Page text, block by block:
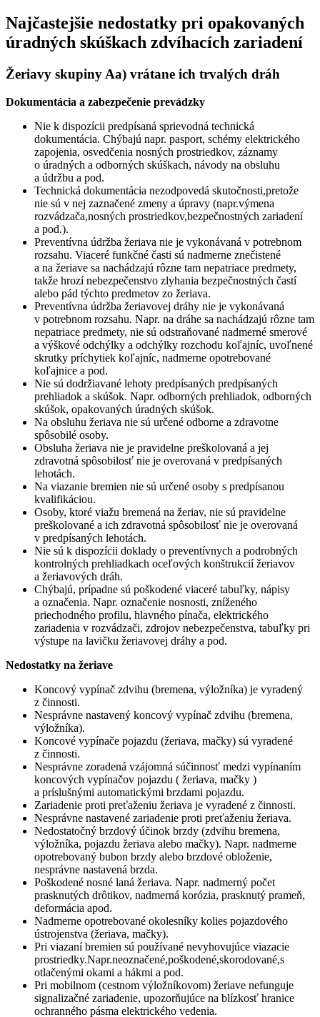
Najčastejšie nedostatky pri opakovaných
úradných skúškach zdvíhacích zariadení
Žeriavy skupiny Aa) vrátane ich trvalých dráh
Dokumentácia a zabezpečenie prevádzky
Nie k dispozícii predpísaná sprievodná technická
dokumentácia. Chýbajú napr. pasport, schémy elektrického
zapojenia, osvedčenia nosných prostriedkov, záznamy
o úradných a odborných skúškach, návody na obsluhu
a údržbu a pod.
Technická dokumentácia nezodpovedá skutočnosti,pretože
nie sú v nej zaznačené zmeny a úpravy (napr.výmena
rozvádzača,nosných prostriedkov,bezpečnostných zariadení
a pod.).
Preventívna údržba žeriava nie je vykonávaná v potrebnom
rozsahu. Viaceré funkčné časti sú nadmerne znečistené
a na žeriave sa nachádzajú rôzne tam nepatriace predmety,
takže hrozí nebezpečenstvo zlyhania bezpečnostných častí
alebo pád týchto predmetov zo žeriava.
Preventívna údržba žeriavovej dráhy nie je vykonávaná
v potrebnom rozsahu. Napr. na dráhe sa nachádzajú rôzne tam
nepatriace predmety, nie sú odstraňované nadmerné smerové
a výškové odchýlky a odchýlky rozchodu koľajníc, uvoľnené
skrutky príchytiek koľajníc, nadmerne opotrebované
koľajnice a pod.
Nie sú dodržiavané lehoty predpísaných predpísaných
prehliadok a skúšok. Napr. odborných prehliadok, odborných
skúšok, opakovaných úradných skúšok.
Na obsluhu žeriava nie sú určené odborne a zdravotne
spôsobilé osoby.
Obsluha žeriava nie je pravidelne preškolovaná a jej
zdravotná spôsobilosť nie je overovaná v predpísaných
lehotách.
Na viazanie bremien nie sú určené osoby s predpísanou
kvalifikáciou.
Osoby, ktoré viažu bremená na žeriav, nie sú pravidelne
preškolované a ich zdravotná spôsobilosť nie je overovaná
v predpísaných lehotách.
Nie sú k dispozícii doklady o preventívnych a podrobných
kontrolných prehliadkach oceľových konštrukcií žeriavov
a žeriavových dráh.
Chýbajú, prípadne sú poškodené viaceré tabuľky, nápisy
a označenia. Napr. označenie nosnosti, zníženého
priechodného profilu, hlavného pínača, elektrického
zariadenia v rozvádzači, zdrojov nebezpečenstva, tabuľky pri
výstupe na lavičku žeriavovej dráhy a pod.
Nedostatky na žeriave
Koncový vypínač zdvihu (bremena, výložníka) je vyradený
z činnosti.
Nesprávne nastavený koncový vypínač zdvihu (bremena,
výložníka).
Koncové vypínače pojazdu (žeriava, mačky) sú vyradené
z činnosti.
Nesprávne zoradená vzájomná súčinnosť medzi vypínaním
koncových vypínačov pojazdu ( žeriava, mačky )
a príslušnými automatickými brzdami pojazdu.
Zariadenie proti preťaženiu žeriava je vyradené z činnosti.
Nesprávne nastavené zariadenie proti preťaženiu žeriava.
Nedostatočný brzdový účinok brzdy (zdvihu bremena,
výložníka, pojazdu žeriava alebo mačky). Napr. nadmerne
opotrebovaný bubon brzdy alebo brzdové obloženie,
nesprávne nastavená brzda.
Poškodené nosné laná žeriava. Napr. nadmerný počet
prasknutých drôtikov, nadmerná korózia, prasknutý prameň,
deformácia apod.
Nadmerne opotrebované okolesníky kolies pojazdového
ústrojenstva (žeriava, mačky).
Pri viazaní bremien sú používané nevyhovujúce viazacie
prostriedky.Napr.neoznačené,poškodené,skorodované,s
otlačenými okami a hákmi a pod.
Pri mobilnom (cestnom výložníkovom) žeriave nefunguje
signalizačné zariadenie, upozorňujúce na blízkosť hranice
ochranného pásma elektrického vedenia.